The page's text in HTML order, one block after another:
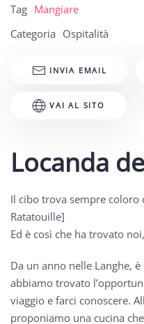
Tag Mangiare
Categoria Ospitalità
INVIA EMAIL
VAI AL SITO
Locanda
Il cibo trova sempre coloro
Ratatouille]
Ed è così che ha trovato
Da un anno nelle Langhe,
abbiamo trovato
viaggio e farci conoscere.
proponiamo una cucina